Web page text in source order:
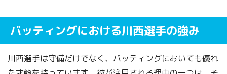
バッティングにおける川西選手の強み
川西選手は守備だけでなく、バッティングにおいても優れ